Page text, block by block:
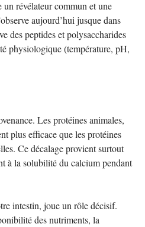
un révélateur commun et une
aujourd’hui jusque dans
des peptides et polysaccharides
physiologique (température, pH,
Les protéines animales,
plus efficace que les protéines
Ce décalage provient surtout
à la solubilité du calcium pendant
intestin, joue un rôle décisif.
des nutriments, la